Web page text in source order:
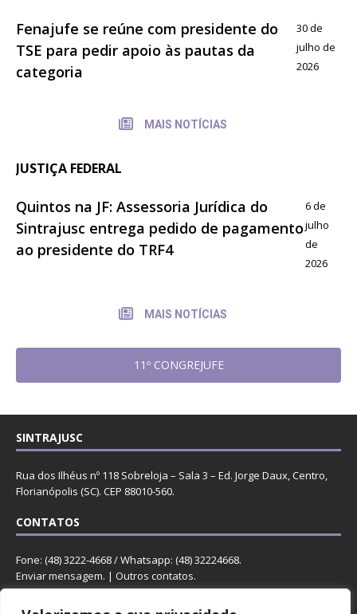
Fenajufe se reúne com presidente do
TSE para pedir apoio às pautas da
categoria
30 de
julho de
2026
MAIS NOTÍCIAS
JUSTIÇA FEDERAL
Quintos na JF: Assessoria Jurídica do
Sintrajusc entrega pedido de pagamento
ao presidente do TRF4
6 de
julho
de
2026
MAIS NOTÍCIAS
11º CONGREJUFE
SINTRAJUSC
Rua dos Ilhéus nº 118 Sobreloja – Sala 3 – Ed. Jorge Daux, Centro,
Florianópolis (SC). CEP 88010-560.
CONTATOS
Fone: (48) 3222-4668 / Whatsapp: (48) 32224668.
Enviar mensagem. | Outros contatos.
REDES